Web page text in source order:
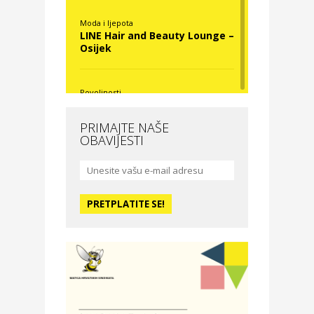
Moda i ljepota
LINE Hair and Beauty Lounge –
Osijek
Povoljnosti
Moda i ljepota
studio – Osijek
Zdravlje i osiguranje
PRIMAJTE NAŠE
OBAVIJESTI